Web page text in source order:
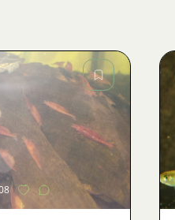
Zdjęcie